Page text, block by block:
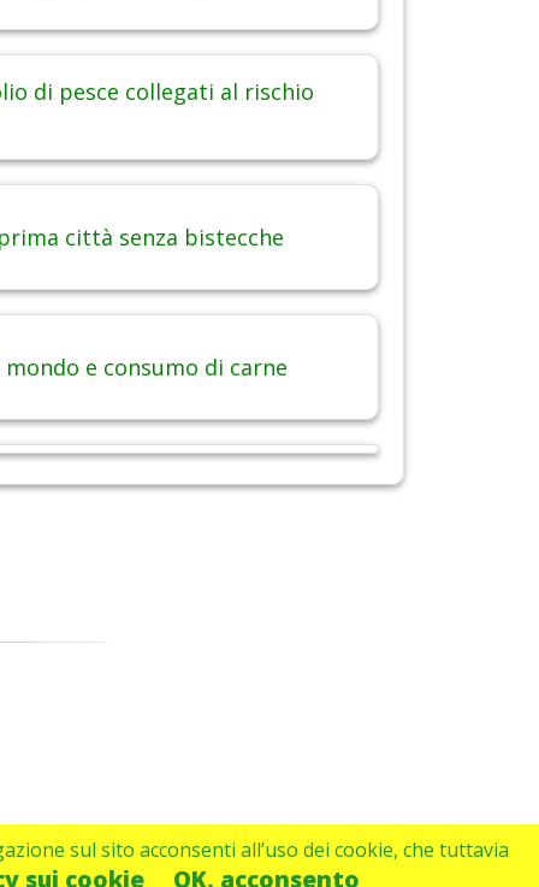
di pesce collegati al rischio
città senza bistecche
mondo e consumo di carne
sul sito acconsenti all’uso dei cookie, che tuttavia
sui cookie OK, acconsento